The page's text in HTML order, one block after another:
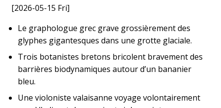
[2026-05-15 Fri]
Le graphologue grec grave grossièrement des
glyphes gigantesques dans une grotte glaciale.
Trois botanistes bretons bricolent bravement des
barrières biodynamiques autour d’un bananier
bleu.
Une violoniste valaisanne voyage volontairement